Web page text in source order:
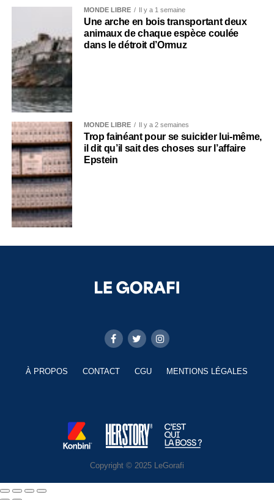
MONDE LIBRE Il y a 1 semaine
Une arche en bois transportant deux
animaux de chaque espèce coulée
dans le détroit d’Ormuz
MONDE LIBRE Il y a 2 semaines
Trop fainéant pour se suicider lui-même,
il dit qu’il sait des choses sur l’affaire
Epstein
À PROPOS CONTACT CGU MENTIONS LÉGALES
Copyright © 2025 LeGorafi